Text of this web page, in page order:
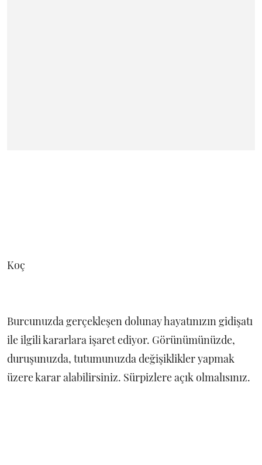
Koç
Burcunuzda gerçekleşen dolunay hayatınızın gidişatı
ile ilgili kararlara işaret ediyor. Görünümünüzde,
duruşunuzda, tutumunuzda değişiklikler yapmak
üzere karar alabilirsiniz. Sürpizlere açık olmalısınız.